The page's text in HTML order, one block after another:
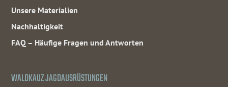
Unsere Materialien
Nachhaltigkeit
FAQ – Häufige Fragen und Antworten
WALDKAUZ JAGDAUSRÜSTUNGEN